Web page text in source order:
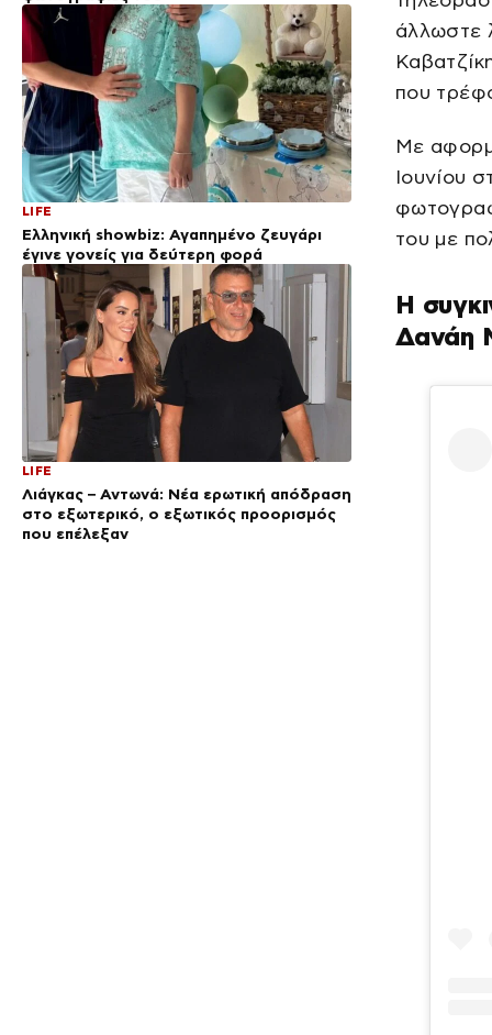
LIFE
Ελληνική showbiz: Αγαπημένο ζευγάρι
έγινε γονείς για δεύτερη φορά
LIFE
Λιάγκας – Αντωνά: Νέα ερωτική απόδραση
στο εξωτερικό, ο εξωτικός προορισμός
που επέλεξαν
άλλωστε
που
Με
Ιουνίου
του με
Η
Δανάη